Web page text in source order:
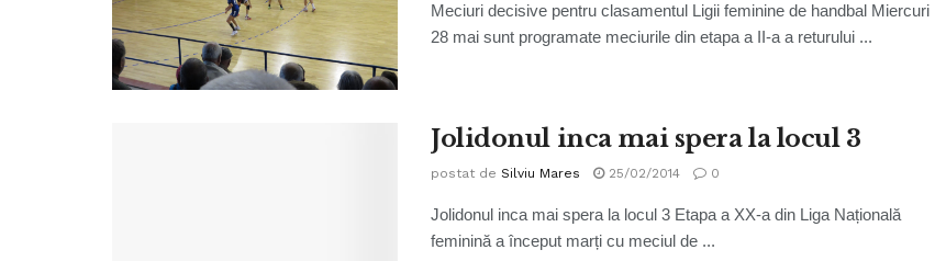
Meciuri decisive pentru clasamentul Ligii feminine de handbal Miercuri
28 mai sunt programate meciurile din etapa a II-a a returului ...
Jolidonul inca mai spera la locul 3
postat de Silviu Mares 25/02/2014 0
Jolidonul inca mai spera la locul 3 Etapa a XX-a din Liga Națională
feminină a început marți cu meciul de ...